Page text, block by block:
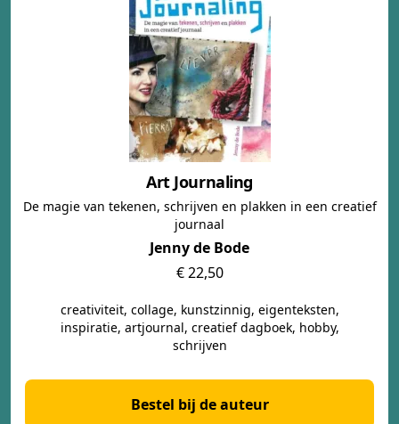
Art Journaling
De magie van tekenen, schrijven en plakken in een creatief
journaal
Jenny de Bode
€ 22,50
creativiteit, collage, kunstzinnig, eigenteksten,
inspiratie, artjournal, creatief dagboek, hobby,
schrijven
Bestel bij de auteur